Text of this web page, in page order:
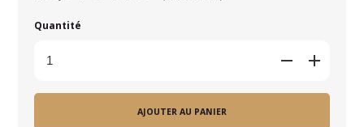
Quantité
AJOUTER AU PANIER